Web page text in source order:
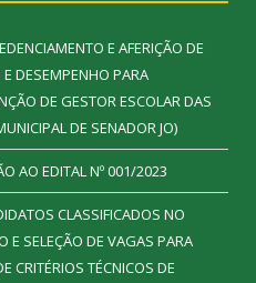
E AFERIÇÃO DE
DESEMPENHO PARA
DE GESTOR ESCOLAR DAS
DE SENADOR JO)
AO EDITAL Nº 001/2023
CLASSIFICADOS NO
E SELEÇÃO DE VAGAS PARA
CRITÉRIOS TÉCNICOS DE